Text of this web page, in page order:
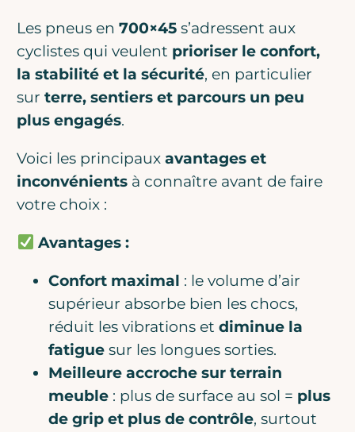
Les pneus en700×45 s’adressent aux
cyclistes qui veulent prioriser le confort,
la stabilité et la sécurité, en particulier
surterre, sentiers et parcours un peu
plus engagés.
Voici les principauxavantages et
inconvénients à connaître avant de faire
votre choix :
Avantages :
Confort maximal : le volume d’air
supérieur absorbe bien les chocs,
réduit les vibrations etdiminue la
fatigue sur les longues sorties.
Meilleure accroche sur terrain
meuble : plus de surface au sol = plus
de grip et plus de contrôle, surtout